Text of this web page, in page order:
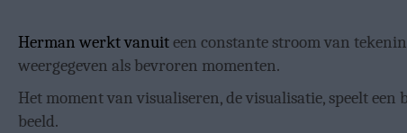
Herman werkt vanuiteen constante stroom van
weergegeven als bevroren momenten.
Het moment van visualiseren, de visualisatie, speelt
beeld.